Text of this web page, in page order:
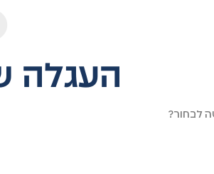
העגלה
לבחור?